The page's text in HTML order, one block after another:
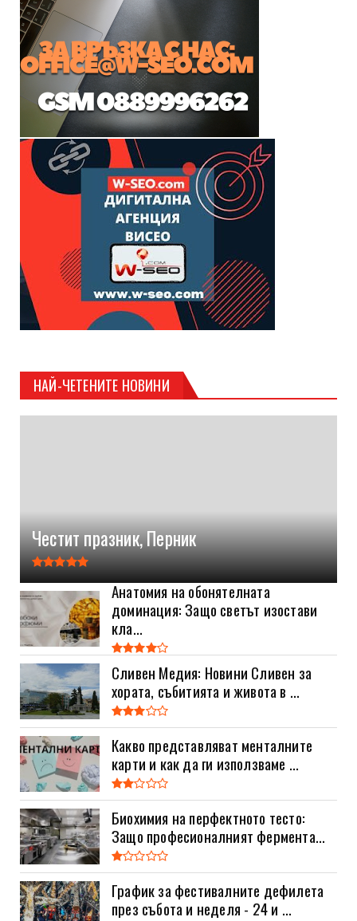
НАЙ-ЧЕТЕНИТЕ НОВИНИ
Честит празник, Перник
Анатомия на обонятелната
доминация: Защо светът изостави
кла...
Сливен Медия: Новини Сливен за
хората, събитията и живота в ...
Какво представляват менталните
карти и как да ги използваме ...
Биохимия на перфектното тесто:
Защо професионалният фермента...
График за фестивалните дефилета
през събота и неделя - 24 и ...